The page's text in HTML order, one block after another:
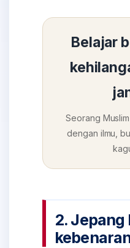
Belajar
Seorang
dengan ilmu,
2.